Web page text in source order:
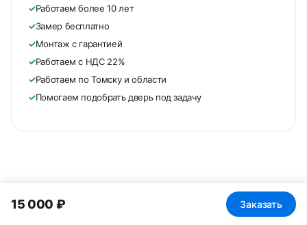
✓Работаем более 10 лет
✓Замер бесплатно
✓Монтаж с гарантией
✓Работаем с НДС 22%
✓Работаем по Томску и области
✓Помогаем подобрать дверь под задачу
15 000 ₽ Заказать